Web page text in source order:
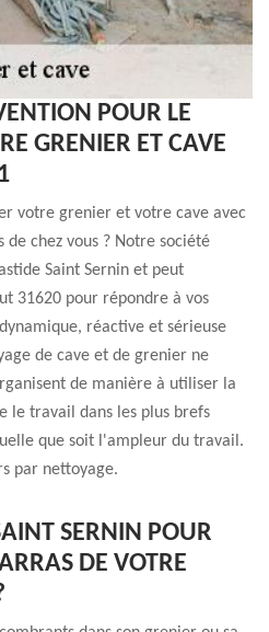
POUR LE
GRENIER ET CAVE
votre grenier et votre cave avec
de chez vous ? Notre société
Saint Sernin et peut
31620 pour répondre à vos
réactive et sérieuse
de cave et de grenier ne
de manière à utiliser la
le travail dans les plus brefs
que soit l'ampleur du travail.
par nettoyage.
SERNIN POUR
DE VOTRE